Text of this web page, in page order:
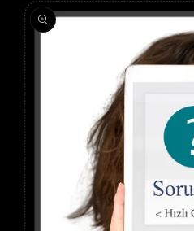
bilgisine
atla